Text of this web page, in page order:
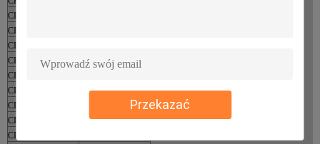
Przekazać
CITRO?N
CITRO?N
CITRO?N
CITRO?N
5962 16
CITRO?N
CITRO?N
MDW 000 007 R
CITRO?N
CITRO?N
5961 19
CITRO?N